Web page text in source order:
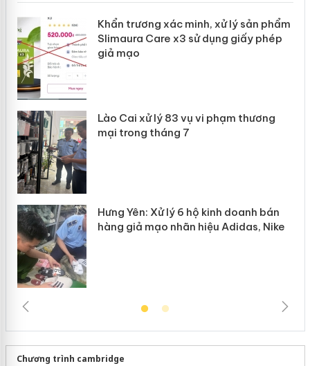
trương xác minh, xử lý sản phẩm
Care x3 sử dụng giấy phép
xử lý 83 vụ vi phạm thương
tháng 7
Yên: Xử lý 6 hộ kinh doanh bán
giả mạo nhãn hiệu Adidas, Nike
Cà Mau: Tiêu
phẩm nhập lậu,
Chương trình cambridge